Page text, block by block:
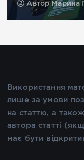
Автор Марина
Використання
лише за умови
на статтю, а
автора статті
має бути